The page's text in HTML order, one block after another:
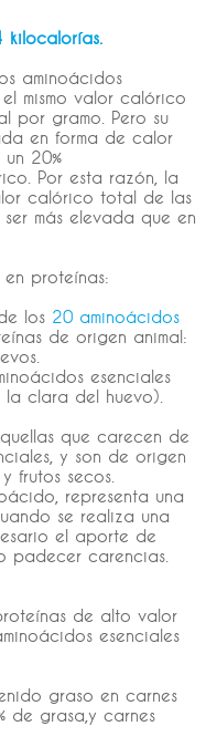
kilocalorías.
aminoácidos
mismo valor calórico
por gramo. Pero su
en forma de calor
20%
Por esta razón, la
calórico total de las
más elevada que en
en proteínas:
los 20 aminoácidos
de origen animal:
esenciales
clara del huevo).
que carecen de
y son de origen
frutos secos.
representa una
se realiza una
el aporte de
padecer carencias.
de alto valor
esenciales
graso en carnes
de grasa,y carnes